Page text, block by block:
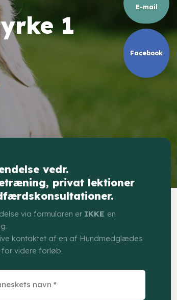
E-mail
Facebook
1
vedr.
privat lektioner
via formularen er IKKE en
kontaktet af en af Hundmedglædes
videre forløb.